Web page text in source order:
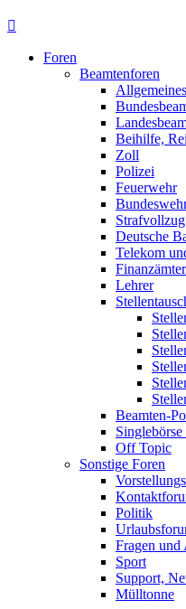
Foren
Beamtenforen
Allgemeines
Beihilfe,
Zoll
Polizei
Feuerwehr
Strafvollzug
Deutsche
Telekom
Finanzämter
Lehrer
Beamten-
Off Topic
Sonstige Foren
Politik
Fragen
Sport
Support,
Mülltonne